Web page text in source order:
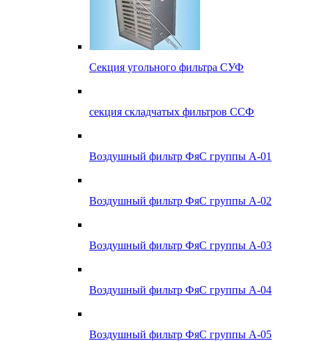
Секция угольного фильтра СУФ
секция складчатых фильтров ССФ
Воздушный фильтр ФяС группы А-01
Воздушный фильтр ФяС группы А-02
Воздушный фильтр ФяС группы А-03
Воздушный фильтр ФяС группы А-04
Воздушный фильтр ФяС группы А-05